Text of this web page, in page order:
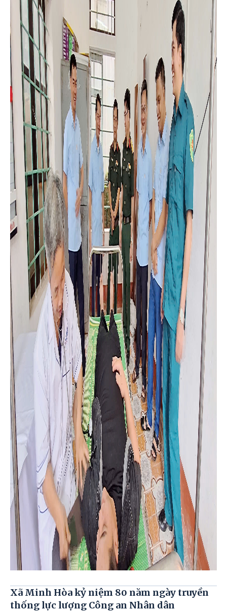
Thường trực Đảng ủy; thành viên Hội đồng nghĩa vụ quân sự
xã; lãnh đạo Ban Chỉ huy phòng thủ dân sự khu vực II.
Xã Minh Hòa kỷ niệm 80 năm ngày truyền
thống lực lượng Công an Nhân dân